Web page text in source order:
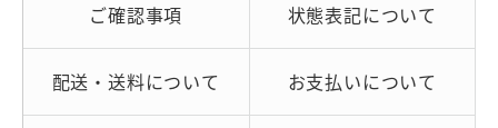
ご確認事項 状態表記について
配送・送料について お支払いについて